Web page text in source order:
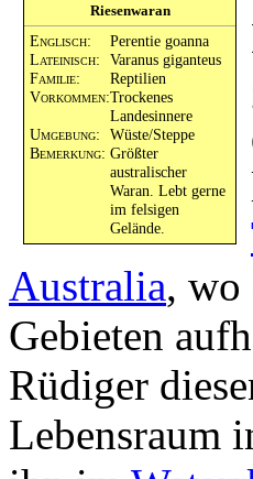
Riesenwaran
Englisch:
Perentie goanna
Lateinisch:
Varanus giganteus
Familie:
Reptilien
Vorkommen:Trockenes
Landesinnere
Umgebung:
Wüste/Steppe
Bemerkung: Größter
australischer
Waran. Lebt gerne
im felsigen
Gelände.
Australia, wo
Gebieten
Rüdiger
Lebensraum